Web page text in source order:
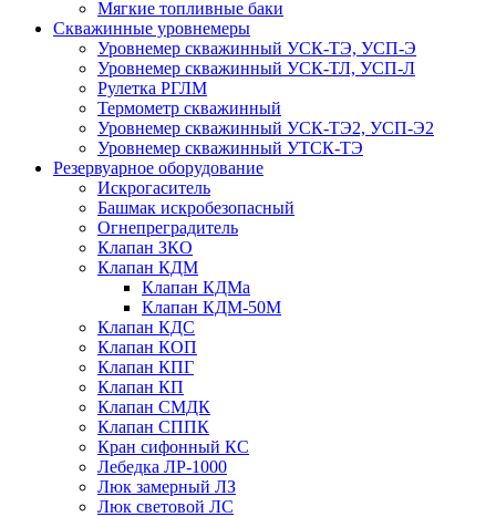
Мягкие топливные баки
Скважинные уровнемеры
Уровнемер скважинный УСК-ТЭ, УСП-Э
Уровнемер скважинный УСК-ТЛ, УСП-Л
Рулетка РГЛМ
Термометр скважинный
Уровнемер скважинный УСК-ТЭ2, УСП-Э2
Уровнемер скважинный УТСК-ТЭ
Резервуарное оборудование
Искрогаситель
Башмак искробезопасный
Огнепреградитель
Клапан ЗКО
Клапан КДМ
Клапан КДМа
Клапан КДМ-50М
Клапан КДС
Клапан КОП
Клапан КПГ
Клапан КП
Клапан СМДК
Клапан СППК
Кран сифонный КС
Лебедка ЛР-1000
Люк замерный ЛЗ
Люк световой ЛС